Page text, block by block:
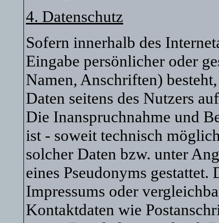
4. Datenschutz
Sofern innerhalb des
Eingabe persönlicher oder
Namen, Anschriften)
Daten seitens des Nutzers
Die Inanspruchnahme und
ist - soweit technisch
solcher Daten bzw. unter
eines Pseudonyms
Impressums oder
Kontaktdaten wie